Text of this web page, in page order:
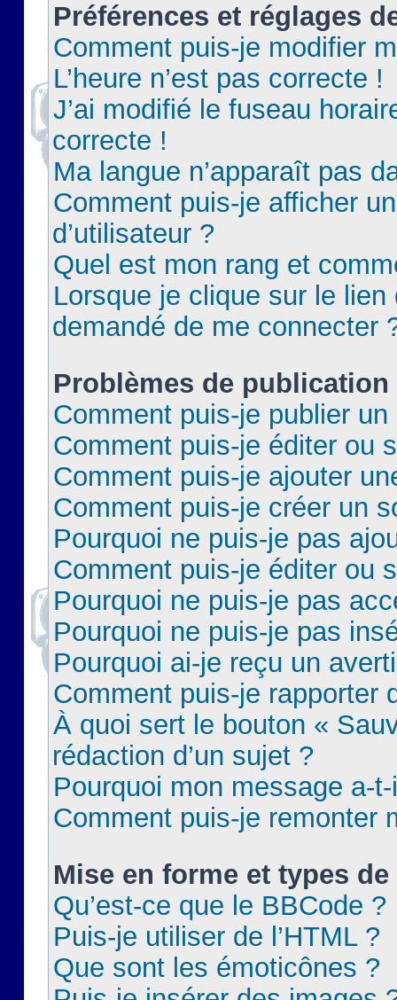
Préférences et réglages
Comment puis-je modifier
L’heure n’est pas correcte !
J’ai modifié le fuseau
correcte !
Ma langue n’apparaît pas
Comment puis-je afficher
d’utilisateur ?
Quel est mon rang et
Lorsque je clique sur le lien
demandé de me connecter
Problèmes de publication
Comment puis-je publier
Comment puis-je éditer ou
Comment puis-je ajouter
Comment puis-je créer un
Pourquoi ne puis-je pas
Comment puis-je éditer ou
Pourquoi ne puis-je pas
Pourquoi ne puis-je pas
Pourquoi ai-je reçu un
Comment puis-je rapporter
À quoi sert le bouton «
rédaction d’un sujet ?
Pourquoi mon message a-
Comment puis-je remonter
Mise en forme et types
Qu’est-ce que le BBCode ?
Puis-je utiliser de l’HTML ?
Que sont les émoticônes ?